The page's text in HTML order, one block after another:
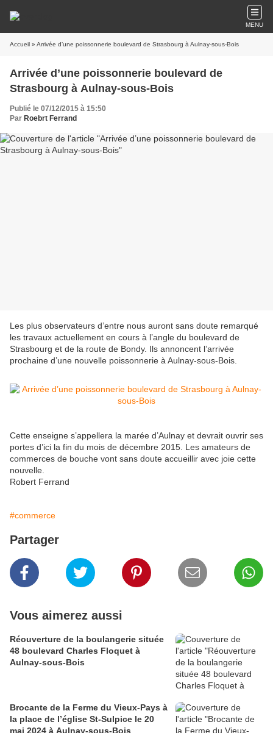
MENU
Accueil » Arrivée d’une poissonnerie boulevard de Strasbourg à Aulnay-sous-Bois
Arrivée d’une poissonnerie boulevard de
Strasbourg à Aulnay-sous-Bois
Publié le 07/12/2015 à 15:50
Par Roebrt Ferrand
Les plus observateurs d’entre nous auront sans doute remarqué
les travaux actuellement en cours à l’angle du boulevard de
Strasbourg et de la route de Bondy. Ils annoncent l’arrivée
prochaine d’une nouvelle poissonnerie à Aulnay-sous-Bois.
Cette enseigne s’appellera la marée d’Aulnay et devrait ouvrir ses
portes d’ici la fin du mois de décembre 2015. Les amateurs de
commerces de bouche vont sans doute accueillir avec joie cette
nouvelle.
Robert Ferrand
#commerce
Partager
Vous aimerez aussi
Réouverture de la boulangerie située
48 boulevard Charles Floquet à
Aulnay-sous-Bois
Brocante de la Ferme du Vieux-Pays à
la place de l’église St-Sulpice le 20
mai 2024 à Aulnay-sous-Bois